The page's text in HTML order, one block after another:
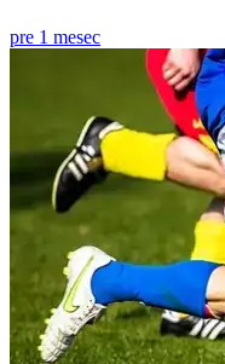
pre 1 mesec